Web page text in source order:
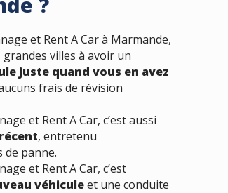
et Rent A Car à Marmande,
grandes villes à avoir un
juste quand vous en avez
frais de révision
et Rent A Car, c’est aussi
, entretenu
panne.
et Rent A Car, c’est
véhiculeet une conduite